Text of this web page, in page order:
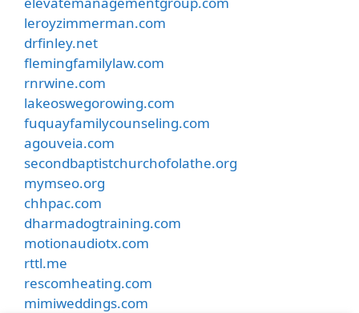
leroyzimmerman.com
drfinley.net
flemingfamilylaw.com
rnrwine.com
lakeoswegorowing.com
fuquayfamilycounseling.com
agouveia.com
secondbaptistchurchofolathe.org
mymseo.org
chhpac.com
dharmadogtraining.com
motionaudiotx.com
rttl.me
rescomheating.com
mimiweddings.com